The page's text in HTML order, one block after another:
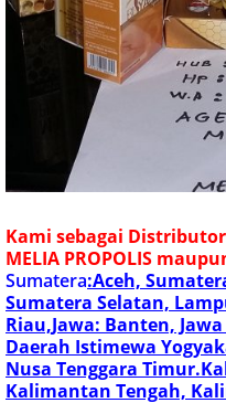
Kami sebagai
MELIA PROPOLIS
Sumatera:Aceh,
Sumatera Selatan,
Riau,Jawa: Banten,
Daerah Istimewa
Nusa Tenggara
Kalimantan Tengah,